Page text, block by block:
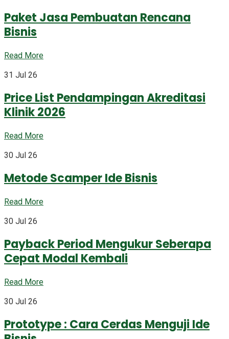
Paket Jasa Pembuatan Rencana
Bisnis
Read More
31 Jul 26
Price List Pendampingan Akreditasi
Klinik 2026
Read More
30 Jul 26
Metode Scamper Ide Bisnis
Read More
30 Jul 26
Payback Period Mengukur Seberapa
Cepat Modal Kembali
Read More
30 Jul 26
Prototype : Cara Cerdas Menguji Ide